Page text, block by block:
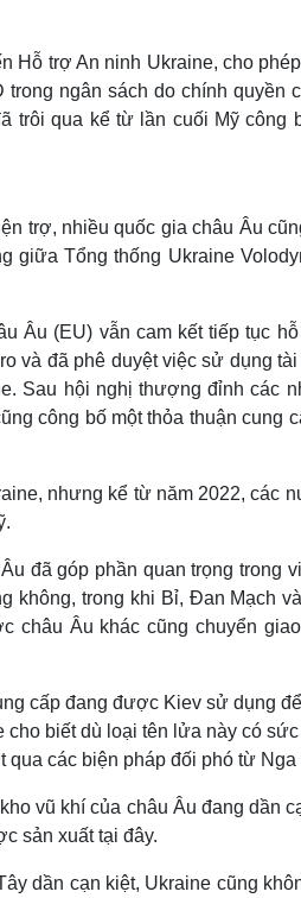
Hỗ trợ An ninh Ukraine, cho
ngân sách do chính quyền
trôi qua kể từ lần cuối Mỹ công
trợ, nhiều quốc gia châu Âu
giữa Tổng thống Ukraine
Âu (EU) vẫn cam kết tiếp tục
và đã phê duyệt việc sử dụng
Sau hội nghị thượng đỉnh các
công bố một thỏa thuận cung
nhưng kể từ năm 2022, các
đã góp phần quan trọng trong
không, trong khi Bỉ, Đan Mạch
châu Âu khác cũng chuyển
cấp đang được Kiev sử dụng
cho biết dù loại tên lửa này có
các biện pháp đối phó từ Nga
vũ khí của châu Âu đang dần
sản xuất tại đây.
dần cạn kiệt, Ukraine cũng